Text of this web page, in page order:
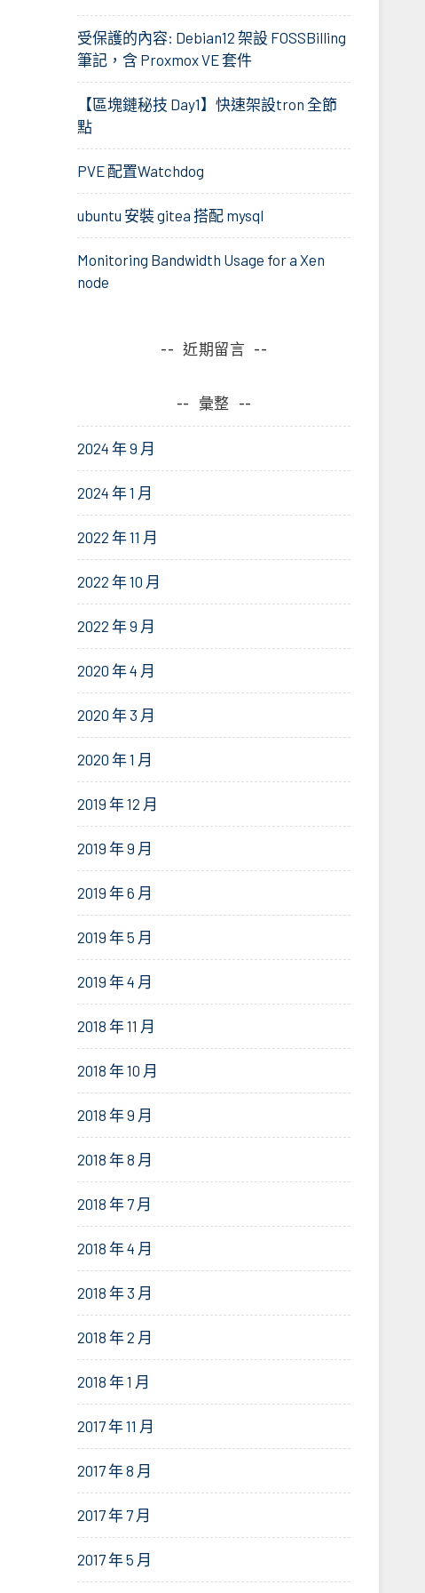
受保護的內容: Debian12 架設 FOSSBilling
筆記，含 Proxmox VE 套件
【區塊鏈秘技 Day1】快速架設tron 全節
點
PVE 配置Watchdog
ubuntu 安裝 gitea 搭配 mysql
Monitoring Bandwidth Usage for a Xen
node
近期留言
彙整
2024 年 9 月
2024 年 1 月
2022 年 11 月
2022 年 10 月
2022 年 9 月
2020 年 4 月
2020 年 3 月
2020 年 1 月
2019 年 12 月
2019 年 9 月
2019 年 6 月
2019 年 5 月
2019 年 4 月
2018 年 11 月
2018 年 10 月
2018 年 9 月
2018 年 8 月
2018 年 7 月
2018 年 4 月
2018 年 3 月
2018 年 2 月
2018 年 1 月
2017 年 11 月
2017 年 8 月
2017 年 7 月
2017 年 5 月